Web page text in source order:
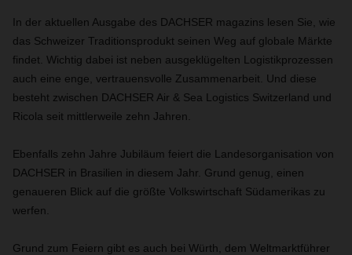
In der aktuellen Ausgabe des DACHSER magazins lesen Sie, wie
das Schweizer Traditionsprodukt seinen Weg auf globale Märkte
findet. Wichtig dabei ist neben ausgeklügelten Logistikprozessen
auch eine enge, vertrauensvolle Zusammenarbeit. Und diese
besteht zwischen DACHSER Air & Sea Logistics Switzerland und
Ricola seit mittlerweile zehn Jahren.
Ebenfalls zehn Jahre Jubiläum feiert die Landesorganisation von
DACHSER in Brasilien in diesem Jahr. Grund genug, einen
genaueren Blick auf die größte Volkswirtschaft Südamerikas zu
werfen.
Grund zum Feiern gibt es auch bei Würth, dem Weltmarktführer